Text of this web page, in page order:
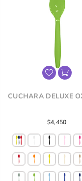
CUCHARA DELUXE
$4,450